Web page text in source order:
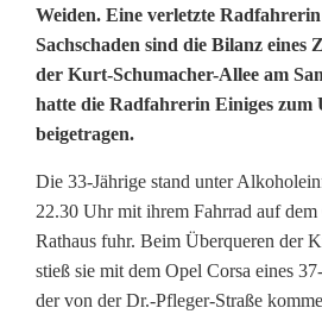
O
h
n
L
i
c
Weiden. Eine verletzte
Sachschaden sind die Bilanz eines
der Kurt-Schumacher-Allee am
hatte die Radfahrerin Einiges zum
beigetragen.
Die 33-Jährige stand unter
22.30 Uhr mit ihrem Fahrrad auf
Rathaus fuhr. Beim Überqueren der
stieß sie mit dem Opel Corsa eines
der von der Dr.-Pfleger-Straße